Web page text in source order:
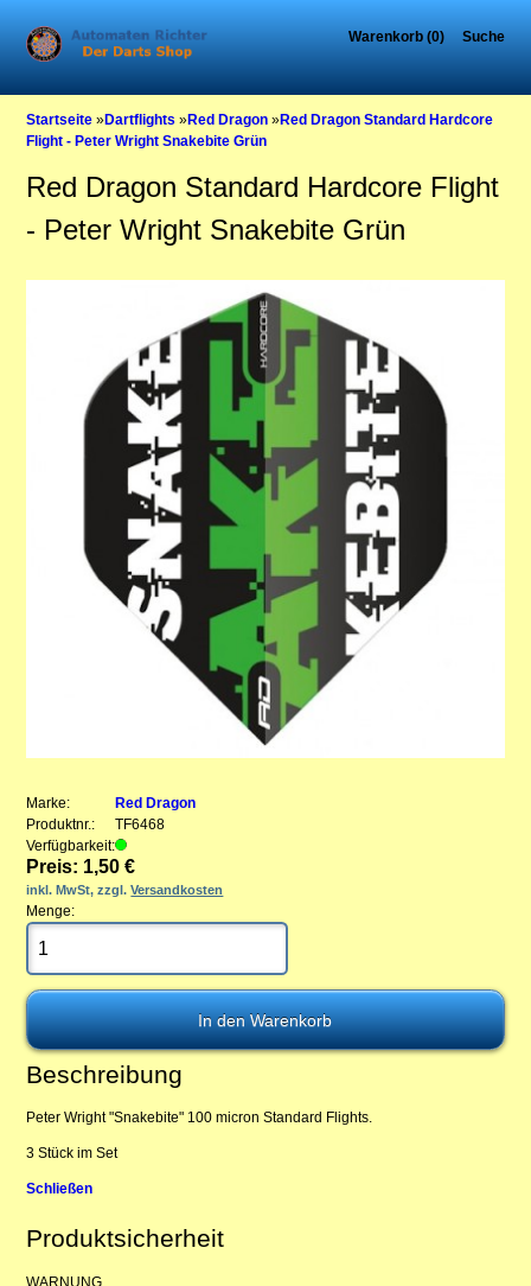
Warenkorb (0) Suche
Startseite »Dartflights »Red Dragon »Red Dragon Standard Hardcore
Flight - Peter Wright Snakebite Grün
Red Dragon Standard Hardcore Flight
- Peter Wright Snakebite Grün
Marke:
Red Dragon
Produktnr.:
TF6468
Verfügbarkeit:
Preis: 1,50 €
inkl. MwSt, zzgl.Versandkosten
Menge:
Beschreibung
Peter Wright "Snakebite" 100 micron Standard Flights.
3 Stück im Set
Schließen
Produktsicherheit
WARNUNG